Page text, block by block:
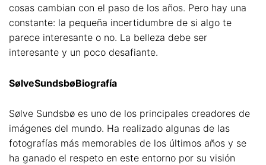
cosas cambian con el paso de los años. Pero hay una
constante: la pequeña incertidumbre de si algo te
parece interesante o no. La belleza debe ser
interesante y un poco desafiante.
SølveSundsbøBiografía
Sølve Sundsbø es uno de los principales creadores de
imágenes del mundo. Ha realizado algunas de las
fotografías más memorables de los últimos años y se
ha ganado el respeto en este entorno por su visión